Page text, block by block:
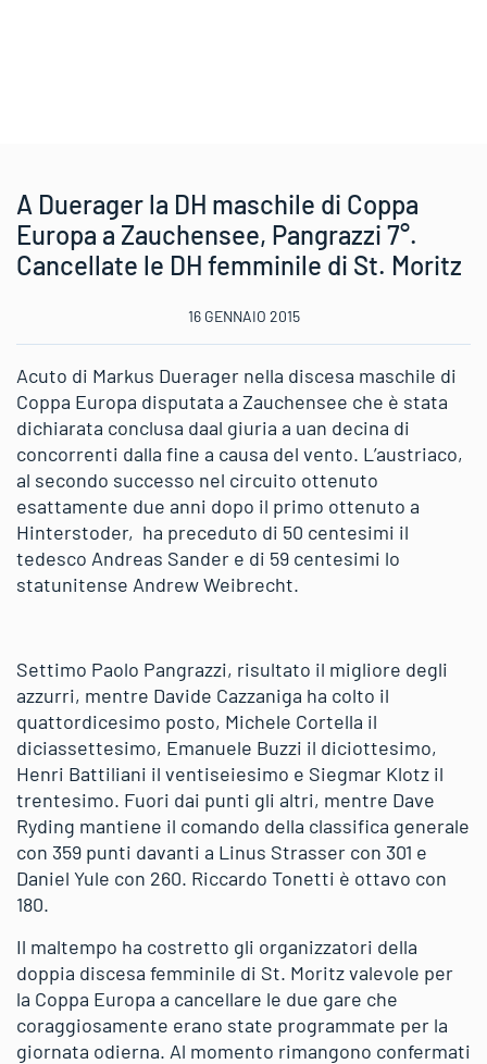
A Duerager la DH maschile di Coppa
Europa a Zauchensee, Pangrazzi 7°.
Cancellate le DH femminile di St. Moritz
16 GENNAIO 2015
Acuto di Markus Duerager nella discesa maschile di
Coppa Europa disputata a Zauchensee che è stata
dichiarata conclusa daal giuria a uan decina di
concorrenti dalla fine a causa del vento. L’austriaco,
al secondo successo nel circuito ottenuto
esattamente due anni dopo il primo ottenuto a
Hinterstoder, ha preceduto di 50 centesimi il
tedesco Andreas Sander e di 59 centesimi lo
statunitense Andrew Weibrecht.
Settimo Paolo Pangrazzi, risultato il migliore degli
azzurri, mentre Davide Cazzaniga ha colto il
quattordicesimo posto, Michele Cortella il
diciassettesimo, Emanuele Buzzi il diciottesimo,
Henri Battiliani il ventiseiesimo e Siegmar Klotz il
trentesimo. Fuori dai punti gli altri, mentre Dave
Ryding mantiene il comando della classifica generale
con 359 punti davanti a Linus Strasser con 301 e
Daniel Yule con 260. Riccardo Tonetti è ottavo con
180.
Il maltempo ha costretto gli organizzatori della
doppia discesa femminile di St. Moritz valevole per
la Coppa Europa a cancellare le due gare che
coraggiosamente erano state programmate per la
giornata odierna. Al momento rimangono confermati